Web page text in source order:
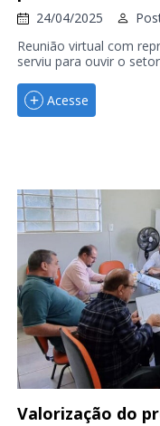
24/04/2025
Reunião virtual com
serviu para ouvir o
Acesse
Valorização do